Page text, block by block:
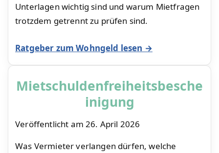
Unterlagen wichtig sind und warum Mietfragen
trotzdem getrennt zu prüfen sind.
Ratgeber zum Wohngeld lesen →
Mietschuldenfreiheitsbesche
inigung
Veröffentlicht am26. April 2026
Was Vermieter verlangen dürfen, welche